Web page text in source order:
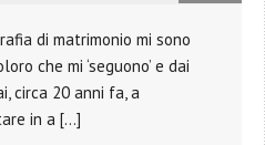
di matrimonio mi sono
che mi ‘seguono’ e dai
circa 20 anni fa, a
in a […]